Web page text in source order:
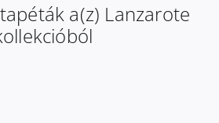
a(z) Lanzarote